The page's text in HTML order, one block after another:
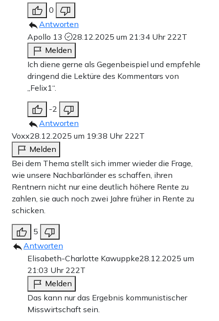
0
Antworten
Apollo 13
28.12.2025 um 21:34 Uhr 222T
Melden
Ich diene gerne als Gegenbeispiel und empfehle
dringend die Lektüre des Kommentars von
„Felix1“.
-2
Antworten
Voxx28.12.2025 um 19:38 Uhr 222T
Melden
Bei dem Thema stellt sich immer wieder die Frage,
wie unsere Nachbarländer es schaffen, ihren
Rentnern nicht nur eine deutlich höhere Rente zu
zahlen, sie auch noch zwei Jahre früher in Rente zu
schicken.
5
Antworten
Elisabeth-Charlotte Kawuppke28.12.2025 um
21:03 Uhr 222T
Melden
Das kann nur das Ergebnis kommunistischer
Misswirtschaft sein.